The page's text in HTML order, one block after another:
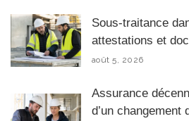
Sous-traitance
attestations et
août 5, 2026
Assurance
d’un changement